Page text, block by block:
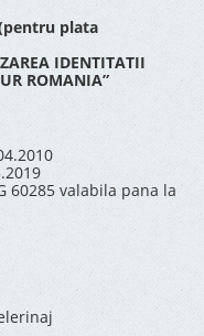
plata
IDENTITATII
ROMANIA”
60285 valabila pana la